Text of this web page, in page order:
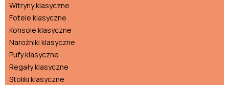
Witryny klasyczne
Fotele klasyczne
Konsole klasyczne
Narożniki klasyczne
Pufy klasyczne
Regały klasyczne
Stoliki klasyczne